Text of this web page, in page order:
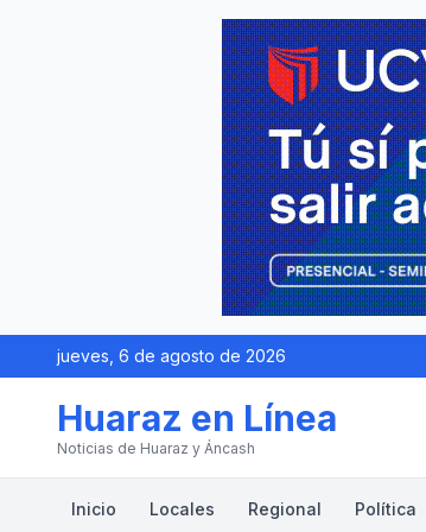
jueves, 6 de agosto de 2026
Huaraz en Línea
Noticias de Huaraz y Áncash
Inicio Locales Regional Política